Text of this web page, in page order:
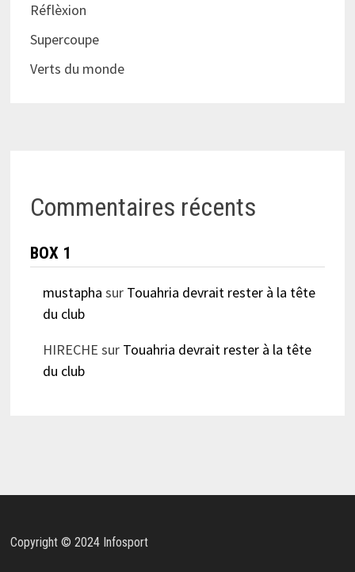
Réflèxion
Supercoupe
Verts du monde
Commentaires récents
BOX 1
mustapha sur Touahria devrait rester à la tête
du club
HIRECHE sur Touahria devrait rester à la tête
du club
Copyright © 2024 Infosport